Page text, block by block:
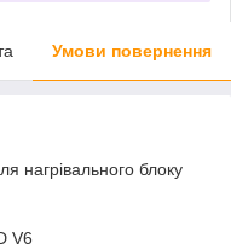
Умови повернення
нагрівального блоку
V6